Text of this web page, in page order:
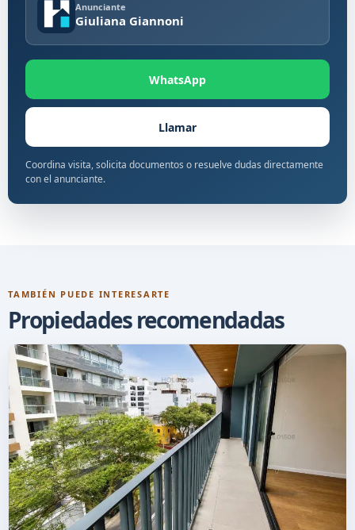
Anunciante
Giuliana Giannoni
WhatsApp
Llamar
Coordina visita, solicita documentos o resuelve dudas directamente
con el anunciante.
TAMBIÉN PUEDE INTERESARTE
Propiedades recomendadas